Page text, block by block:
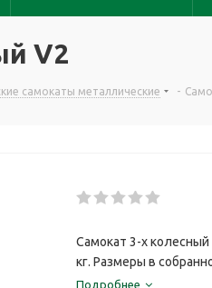
V2
самокаты металлические -
Самокат 3-х
кг. Размеры в
Подробнее